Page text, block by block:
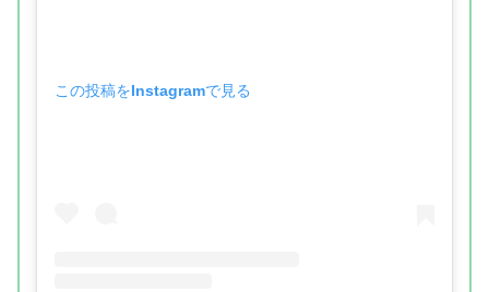
この投稿をInstagramで見る